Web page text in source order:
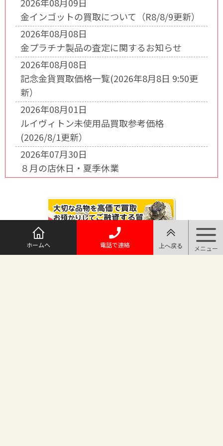
金インゴットの買取について（R8/8/9更新）
2026年08月08日
金プラチナ製品の査定に関するお知らせ
2026年08月08日
記念金貨買取価格一覧(2026年8月8日 9:50更
新）
2026年08月01日
ルイヴィトン未使用品買取参考価格
(2026/8/1更新）
2026年07月30日
８月の店休日・夏季休業
ホームへ 電話で連絡